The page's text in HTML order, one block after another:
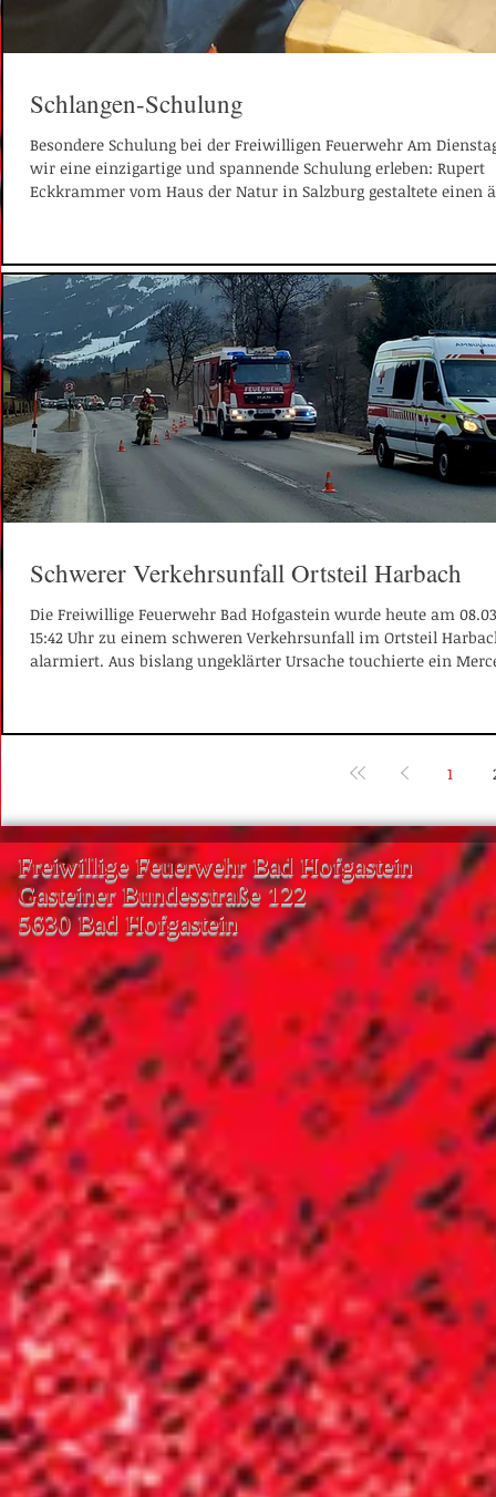
Schlangen-Schulung
Besondere Schulung bei der Freiwilligen Feuerwehr Am
wir eine einzigartige und spannende Schulung erleben: Rupert
Eckkrammer vom Haus der Natur in Salzburg gestaltete einen
Einblicken brachte er uns den richtigen Umgang in solchen
Einsatzsituationen näher. Ein besonderes Highlight: Wir
Schlangen sogar
Schwerer Verkehrsunfall Ortsteil Harbach
Die Freiwillige Feuerwehr Bad Hofgastein wurde heute am
15:42 Uhr zu einem schweren Verkehrsunfall im Ortsteil
alarmiert. Aus bislang ungeklärter Ursache touchierte ein
verhindert werden. Der Lenker reagierte geistesgegenwärtig
1
Freiwillige Feuerwehr Bad Hofgastein
Gasteiner Bundesstraße 122
5630 Bad Hofgastein